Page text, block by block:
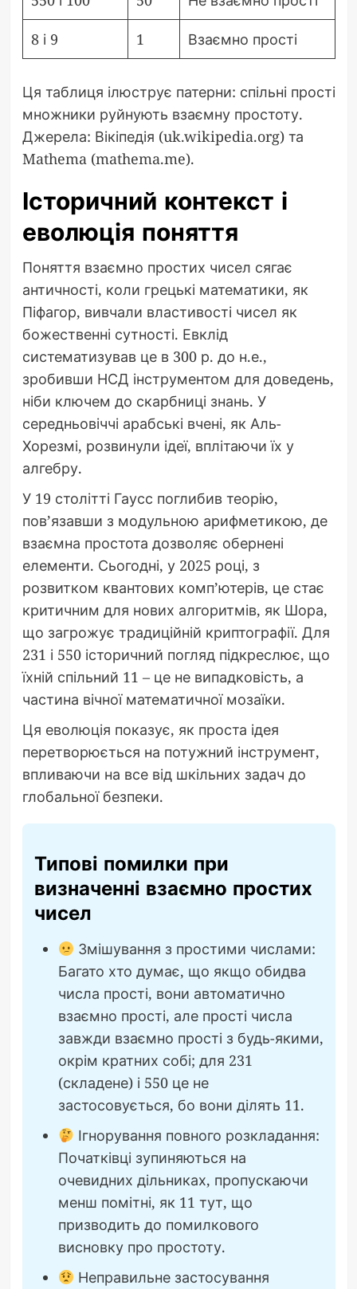
8 і 9 1 Взаємно прості
Ця таблиця ілюструє патерни: спільні прості
множники руйнують взаємну простоту.
Джерела: Вікіпедія (uk.wikipedia.org) та
Mathema (mathema.me).
Історичний контекст і
еволюція поняття
Поняття взаємно простих чисел сягає
античності, коли грецькі математики, як
Піфагор, вивчали властивості чисел як
божественні сутності. Евклід
систематизував це в 300 р. до н.е.,
зробивши НСД інструментом для доведень,
ніби ключем до скарбниці знань. У
середньовіччі арабські вчені, як Аль-
Хорезмі, розвинули ідеї, вплітаючи їх у
алгебру.
У 19 столітті Гаусс поглибив теорію,
пов’язавши з модульною арифметикою, де
взаємна простота дозволяє обернені
елементи. Сьогодні, у 2025 році, з
розвитком квантових комп’ютерів, це стає
критичним для нових алгоритмів, як Шора,
що загрожує традиційній криптографії. Для
231 і 550 історичний погляд підкреслює, що
їхній спільний 11 – це не випадковість, а
частина вічної математичної мозаїки.
Ця еволюція показує, як проста ідея
перетворюється на потужний інструмент,
впливаючи на все від шкільних задач до
глобальної безпеки.
Типові помилки при
визначенні взаємно простих
чисел
Змішування з простими числами:
Багато хто думає, що якщо обидва
числа прості, вони автоматично
взаємно прості, але прості числа
завжди взаємно прості з будь-якими,
окрім кратних собі; для 231
(складене) і 550 це не
застосовується, бо вони ділять 11.
Ігнорування повного розкладання:
Початківці зупиняються на
очевидних дільниках, пропускаючи
менш помітні, як 11 тут, що
призводить до помилкового
висновку про простоту.
Неправильне застосування